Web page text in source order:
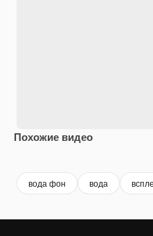
Похожие видео
вода фон вода